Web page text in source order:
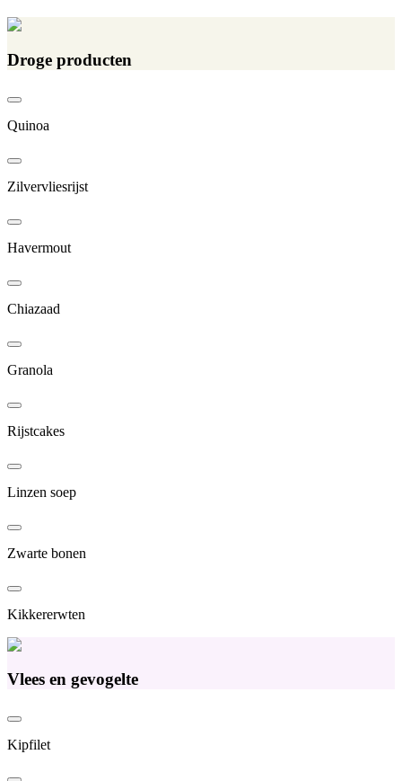
Droge producten
Quinoa
Zilvervliesrijst
Havermout
Chiazaad
Granola
Rijstcakes
Linzen soep
Zwarte bonen
Kikkererwten
Vlees en gevogelte
Kipfilet